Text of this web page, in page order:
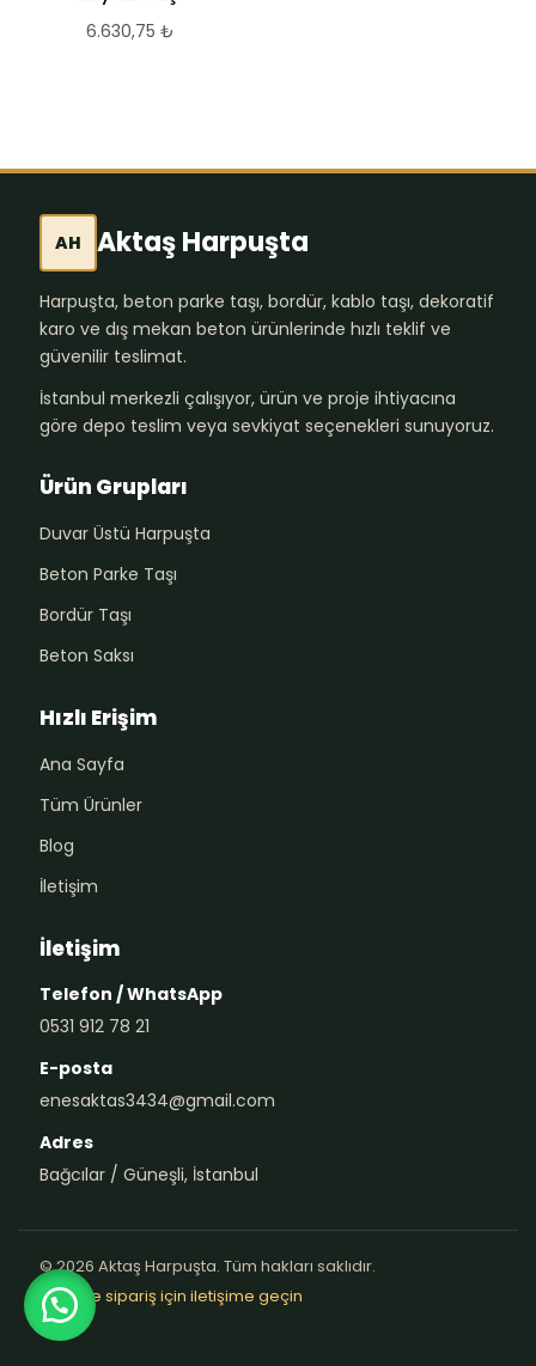
6.630,75 ₺
AH Aktaş Harpuşta
Harpuşta, beton parke taşı, bordür, kablo taşı, dekoratif
karo ve dış mekan beton ürünlerinde hızlı teklif ve
güvenilir teslimat.
İstanbul merkezli çalışıyor, ürün ve proje ihtiyacına
göre depo teslim veya sevkiyat seçenekleri sunuyoruz.
Ürün Grupları
Duvar Üstü Harpuşta
Beton Parke Taşı
Bordür Taşı
Beton Saksı
Hızlı Erişim
Ana Sayfa
Tüm Ürünler
Blog
İletişim
İletişim
Telefon / WhatsApp
0531 912 78 21
E-posta
enesaktas3434@gmail.com
Adres
Bağcılar / Güneşli, İstanbul
© 2026 Aktaş Harpuşta. Tüm hakları saklıdır.
Teklif ve sipariş için iletişime geçin